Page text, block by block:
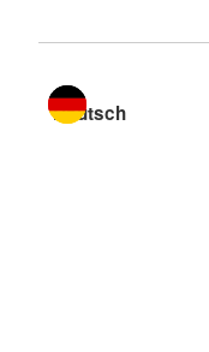
Sprache wechseln zu